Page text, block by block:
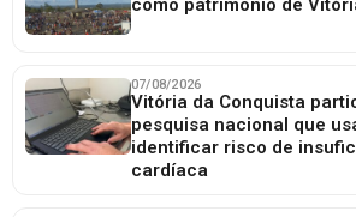
como patrimônio de
07/08/2026
Vitória da Conquista
pesquisa nacional que
identificar risco de
cardíaca